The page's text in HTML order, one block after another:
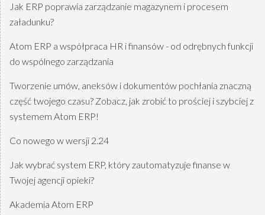
Jak ERP poprawia zarządzanie magazynem i procesem
załadunku?
Atom ERP a współpraca HR i finansów - od odrębnych funkcji
do wspólnego zarządzania
Tworzenie umów, aneksów i dokumentów pochłania znaczną
część twojego czasu? Zobacz, jak zrobić to prościej i szybciej z
systemem Atom ERP!
Co nowego w wersji 2.24
Jak wybrać system ERP, który zautomatyzuje finanse w
Twojej agencji opieki?
Akademia Atom ERP